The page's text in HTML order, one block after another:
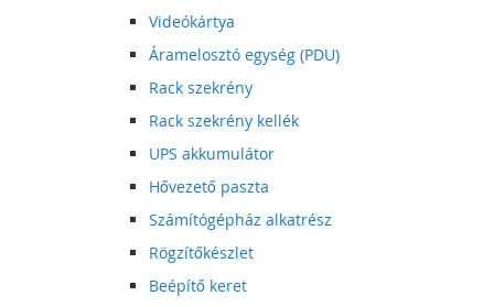
Videókártya
Áramelosztó egység (PDU)
Rack szekrény
Rack szekrény kellék
UPS akkumulátor
Hővezető paszta
Számítógépház alkatrész
Rögzítőkészlet
Beépítő keret